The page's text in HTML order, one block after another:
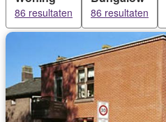
86 resultaten 86 resultaten